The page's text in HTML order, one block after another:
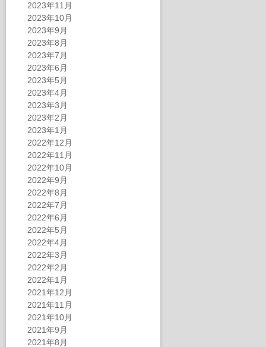
2023年11月
2023年10月
2023年9月
2023年8月
2023年7月
2023年6月
2023年5月
2023年4月
2023年3月
2023年2月
2023年1月
2022年12月
2022年11月
2022年10月
2022年9月
2022年8月
2022年7月
2022年6月
2022年5月
2022年4月
2022年3月
2022年2月
2022年1月
2021年12月
2021年11月
2021年10月
2021年9月
2021年8月